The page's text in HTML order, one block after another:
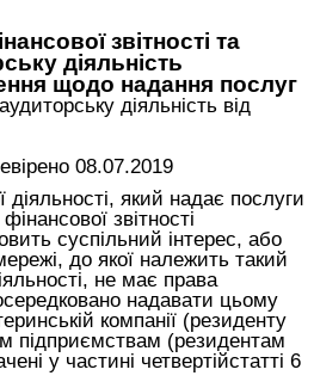
звітності та
діяльність
щодо надання послуг
діяльність від
08.07.2019
діяльності, який надає послуги
звітності
суспільний інтерес, або
до якої належить такий
не має права
надавати цьому
компанії (резиденту
підприємствам (резидентам
у частині четвертійстатті 6